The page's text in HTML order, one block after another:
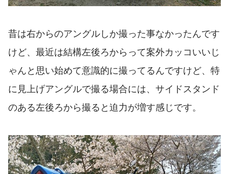
昔は右からのアングルしか撮った事なかったんです
けど、最近は結構左後ろからって案外カッコいいじ
ゃんと思い始めて意識的に撮ってるんですけど、特
に見上げアングルで撮る場合には、サイドスタンド
のある左後ろから撮ると迫力が増す感じです。